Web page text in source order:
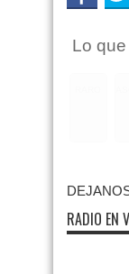
Lo
RADIO EN